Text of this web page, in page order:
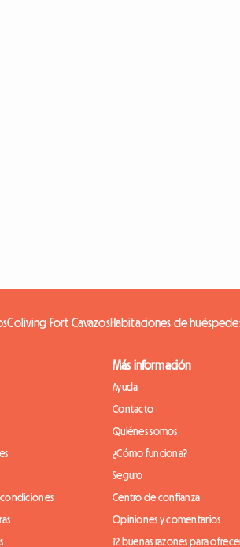
Coliving Fort CavazosHabitaciones de
condiciones
Más información
Ayuda
Contacto
Quiénes somos
¿Cómo funciona?
Seguro
Centro de confianza
Opiniones y comentarios
12 buenas razones para